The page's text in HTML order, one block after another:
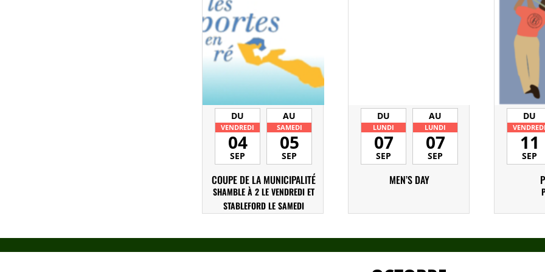
DU
VENDREDI
04
SEP
AU
SAMEDI
05
SEP
COUPE DE LA MUNICIPALITÉ
SHAMBLE À 2 LE VENDREDI ET
STABLEFORD LE SAMEDI
DU
LUNDI
07
SEP
AU
LUNDI
07
SEP
MEN’S DAY
DU
11
SEP